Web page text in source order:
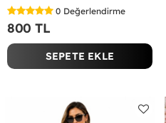
0 Değerlendirme
800 TL
SEPETE EKLE